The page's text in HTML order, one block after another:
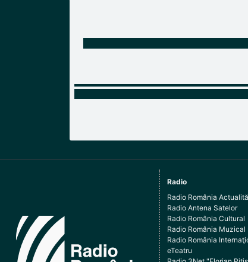
Radio
Radio România
Radio Antena Satelor
Radio România Cultural
Radio România Muzical
Radio România
eTeatru